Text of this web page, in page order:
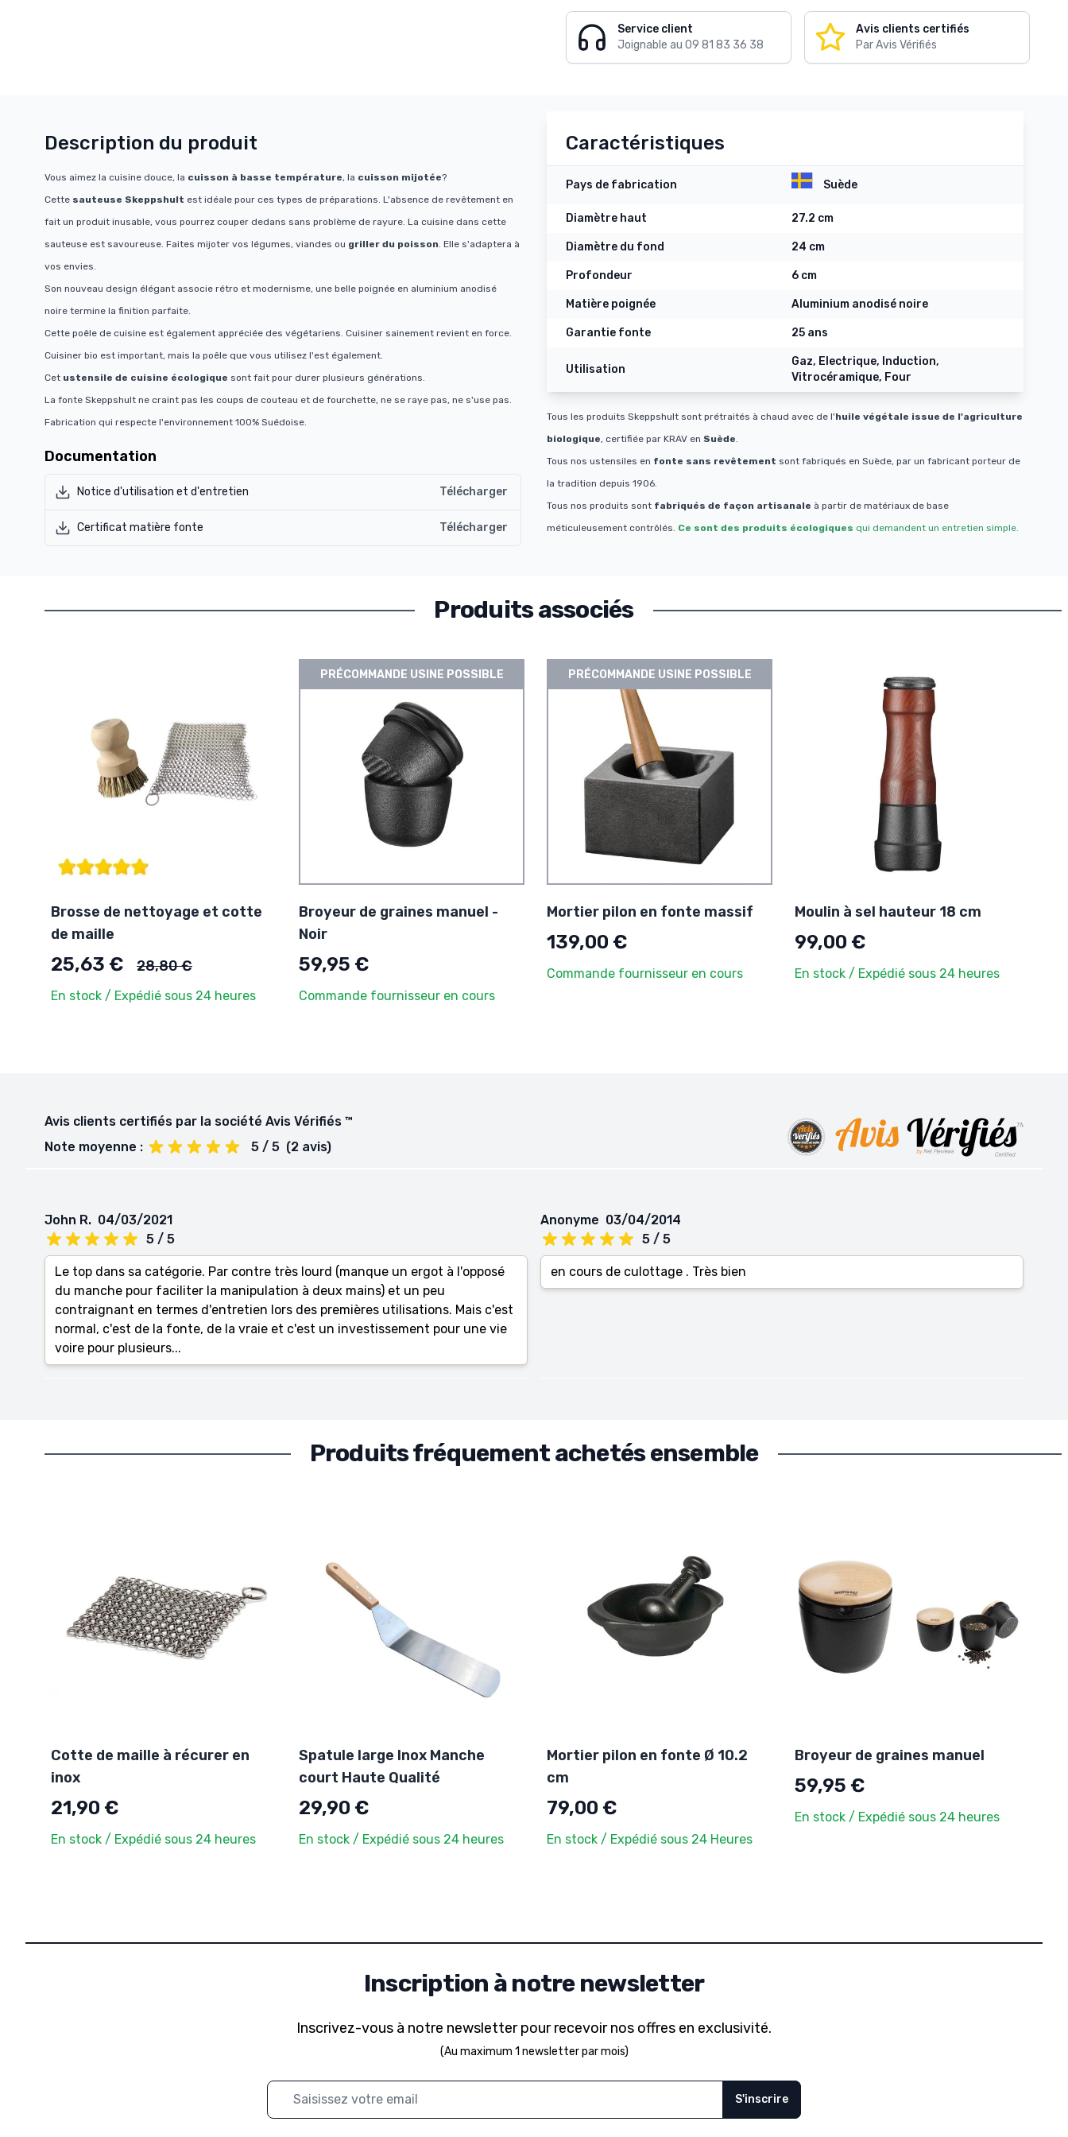
Service client
Joignable au 09 81 83 36 38
Avis clients certifiés
Par Avis Vérifiés
Description du produit
Vous aimez la cuisine douce, la cuisson à basse température, la cuisson mijotée?
Cette sauteuse Skeppshult est idéale pour ces types de préparations. L'absence de revêtement en
fait un produit inusable, vous pourrez couper dedans sans problème de rayure. La cuisine dans cette
sauteuse est savoureuse. Faites mijoter vos légumes, viandes ou griller du poisson . Elle s'adaptera à
vos envies.
Son nouveau design élégant associe rétro et modernisme, une belle poignée en aluminium anodisé
noire termine la finition parfaite.
Cette poêle de cuisine est également appréciée des végétariens. Cuisiner sainement revient en force.
Cuisiner bio est important, mais la poêle que vous utilisez l'est également.
Cet ustensile de cuisine écologique sont fait pour durer plusieurs générations.
La fonte Skeppshult ne craint pas les coups de couteau et de fourchette, ne se raye pas, ne s'use pas.
Fabrication qui respecte l'environnement 100% Suédoise.
Documentation
Notice d'utilisation et d'entretien Télécharger
Certificat matière fonte Télécharger
Caractéristiques
Pays de fabrication Suède
Diamètre haut 27.2 cm
Diamètre du fond 24 cm
Profondeur 6 cm
Matière poignée Aluminium anodisé noire
Garantie fonte 25 ans
Utilisation
Gaz, Electrique, Induction,
Vitrocéramique, Four
Tous les produits Skeppshult sont prétraités à chaud avec de l'huile végétale issue de l'agriculture
biologique, certifiée par KRAV en Suède
Tous nos ustensiles en fonte sans revêtement sont fabriqués en Suède, par un fabricant porteur de
la tradition depuis 1906.
Tous nos produits sont fabriqués de façon artisanale à partir de matériaux de base
méticuleusement contrôlés. Ce sont des produits écologiques qui demandent un entretien simple.
Produits associés
Brosse de nettoyage et cotte
de maille
25,63 € Ancien prix
28,80 €
En stock / Expédié sous 24 heures
PRÉCOMMANDE USINE POSSIBLE
Broyeur de graines manuel -
Noir
59,95 €
Commande fournisseur en cours
PRÉCOMMANDE USINE POSSIBLE
Mortier pilon en fonte massif
139,00 €
Commande fournisseur en cours
Moulin à sel hauteur 18 cm
99,00 €
En stock / Expédié sous 24 heures
Avis clients certifiés par la société Avis Vérifiés ™
Note moyenne :
5 / 5 (2 avis)
John R. 04/03/2021
5 / 5
Le top dans sa catégorie. Par contre très lourd (manque un ergot à l'opposé
du manche pour faciliter la manipulation à deux mains) et un peu
contraignant en termes d'entretien lors des premières utilisations. Mais c'est
normal, c'est de la fonte, de la vraie et c'est un investissement pour une vie
voire pour plusieurs...
Anonyme 03/04/2014
5 / 5
en cours de culottage . Très bien
Produits fréquement achetés ensemble
Cotte de maille à récurer en
inox
21,90 €
En stock / Expédié sous 24 heures
Spatule large Inox Manche
court Haute Qualité
29,90 €
En stock / Expédié sous 24 heures
Mortier pilon en fonte Ø 10.2
cm
79,00 €
En stock / Expédié sous 24 Heures
Broyeur de graines manuel
59,95 €
En stock / Expédié sous 24 heures
Inscription à notre newsletter
Inscrivez-vous à notre newsletter pour recevoir nos offres en exclusivité.
(Au maximum 1 newsletter par mois)
Adresse mail
S'inscrire